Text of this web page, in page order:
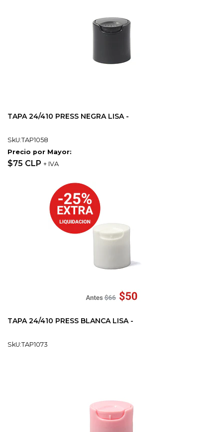
TAPA 24/410 PRESS NEGRA LISA -
SkU:TAP1058
Precio por Mayor:
$75 CLP + IVA
TAPA 24/410 PRESS BLANCA LISA -
SkU:TAP1073